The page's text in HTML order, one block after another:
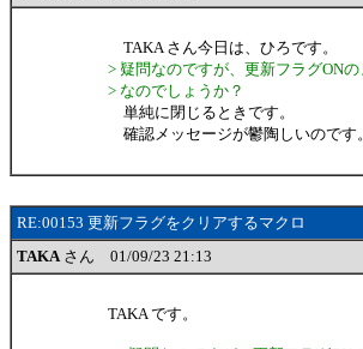
TAKA さん今日は、ひろです。
> 疑問なのですが、更新フラグON
> なのでしょうか？
単純に閉じるときです。
確認メッセージが鬱陶しいのです。
RE:00153 更新フラグをクリアするマクロ
TAKAさん 01/09/23 21:13
TAKA です。